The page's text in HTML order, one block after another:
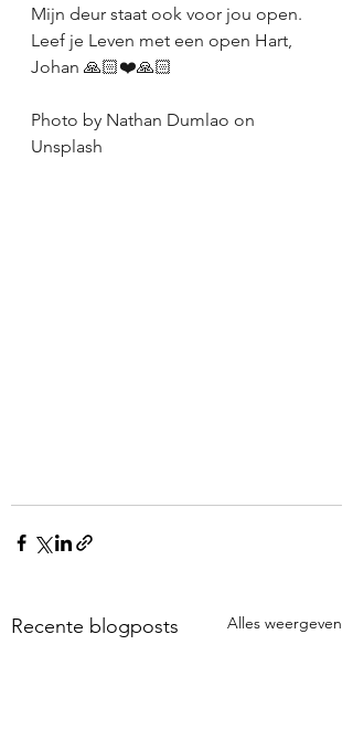
Mijn deur staat ook voor jou open.
Leef je Leven met een open Hart,
Johan 🙏🏻❤️🙏🏻
Photo by Nathan Dumlao on
Unsplash
Recente blogposts Alles weergeven